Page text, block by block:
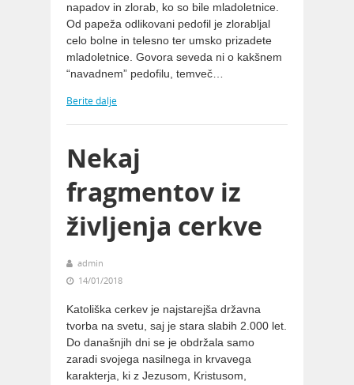
napadov in zlorab, ko so bile mladoletnice.
Od papeža odlikovani pedofil je zlorabljal
celo bolne in telesno ter umsko prizadete
mladoletnice. Govora seveda ni o kakšnem
“navadnem” pedofilu, temveč…
Berite dalje
Nekaj
fragmentov iz
življenja cerkve
admin
14/01/2018
Katoliška cerkev je najstarejša državna
tvorba na svetu, saj je stara slabih 2.000 let.
Do današnjih dni se je obdržala samo
zaradi svojega nasilnega in krvavega
karakterja, ki z Jezusom, Kristusom,